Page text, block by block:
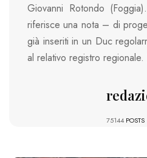
Giovanni Rotondo
riferisce una nota – di
già inseriti in un Duc
al relativo registro
75144 POSTS